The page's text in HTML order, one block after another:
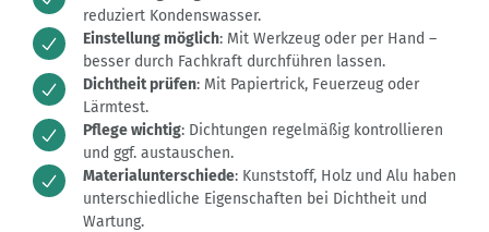
reduziert Kondenswasser.
Einstellung möglich: Mit Werkzeug oder per Hand –
besser durch Fachkraft durchführen lassen.
Dichtheit prüfen: Mit Papiertrick, Feuerzeug oder
Lärmtest.
Pflege wichtig: Dichtungen regelmäßig kontrollieren
und ggf. austauschen.
Materialunterschiede: Kunststoff, Holz und Alu haben
unterschiedliche Eigenschaften bei Dichtheit und
Wartung.